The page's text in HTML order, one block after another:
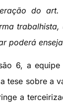
do
trabalhista,
poderá
6, a
tese sobre a
a